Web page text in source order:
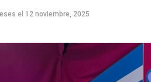
el 12 noviembre, 2025